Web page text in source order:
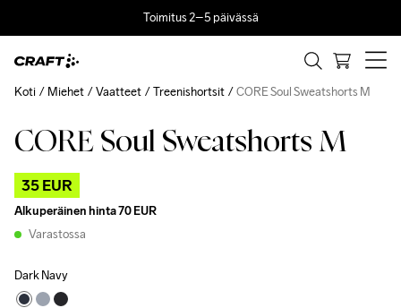
Toimitus 2–5 päivässä
CORE Soul Sweatshorts M
35 EUR
Alkuperäinen hinta70 EUR
Varastossa
Dark Navy
Koti Miehet Vaatteet Treenishortsit CORE Soul Sweatshorts M
Outlet